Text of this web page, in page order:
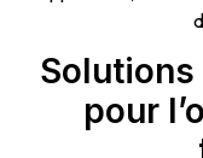
pour